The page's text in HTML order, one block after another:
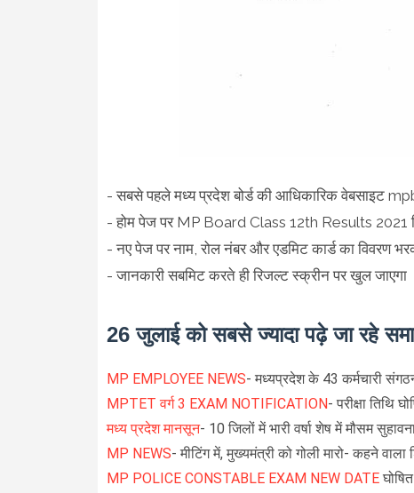
- सबसे पहले मध्य प्रदेश बोर्ड की आधिकारिक वेबसाइट
- होम पेज पर MP Board Class 12th Results 2021
- नए पेज पर नाम, रोल नंबर और एडमिट कार्ड का विवरण
- जानकारी सबमिट करते ही रिजल्ट स्क्रीन पर खुल जाएगा
26 जुलाई को सबसे ज्यादा पढ़े जा रहे
MP EMPLOYEE NEWS- मध्यप्रदेश के 43 कर्मचारी
MPTET वर्ग 3 EXAM NOTIFICATION- परीक्षा तिथि
मध्य प्रदेश मानसून- 10 जिलों में भारी वर्षा शेष में मौसम
MP NEWS- मीटिंग में, मुख्यमंत्री को गोली मारो- कहने
MP POLICE CONSTABLE EXAM NEW DATEघोषित